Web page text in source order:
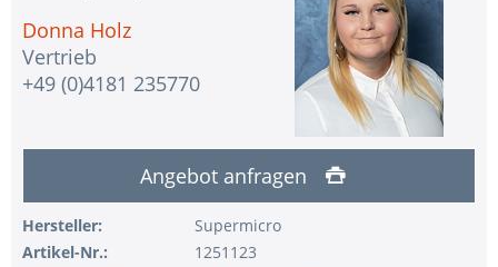
Donna Holz
Vertrieb
+49 (0)4181 235770
Angebot anfragen
Hersteller:
Supermicro
Artikel-Nr.:
1251123